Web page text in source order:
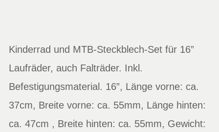
Kinderrad und MTB-Steckblech-Set für 16”
Laufräder, auch Falträder. Inkl.
Befestigungsmaterial. 16”, Länge vorne: ca.
37cm, Breite vorne: ca. 55mm, Länge hinten:
ca. 47cm , Breite hinten: ca. 55mm, Gewicht: